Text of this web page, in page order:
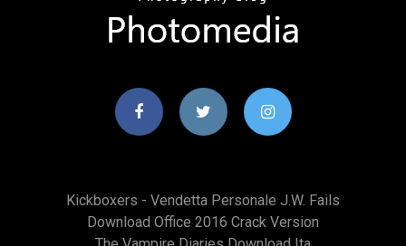
Kickboxers - Vendetta Personale J.w. Fails
Download Office 2016 Crack Version